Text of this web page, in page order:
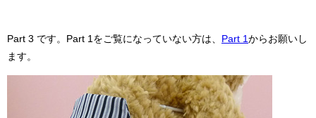
Part 3 です。Part 1をご覧になっていない方は、 Part 1 からお願いし
ます。